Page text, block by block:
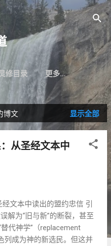
内容
修目录 更多…
博文 显示全部
从圣经文本中
文本中读出的盟约忠信 引
解为“旧与新”的断裂，甚至
代神学”（replacement
列成为神的新选民。但这并